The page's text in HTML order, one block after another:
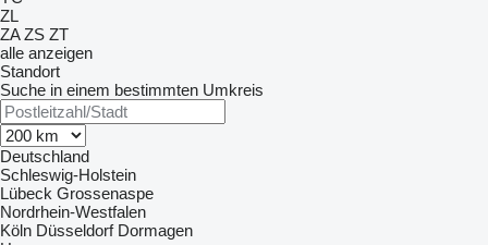
ZL
ZA ZS ZT
alle anzeigen
Standort
Suche in einem bestimmten Umkreis
Deutschland
Schleswig-Holstein
Lübeck Grossenaspe
Nordrhein-Westfalen
Köln Düsseldorf Dormagen